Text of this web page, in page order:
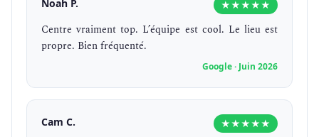
Noah P. ★★★★★
Centre vraiment top. L’équipe est cool. Le lieu est
propre. Bien fréquenté.
Google · Juin 2026
Cam C. ★★★★★